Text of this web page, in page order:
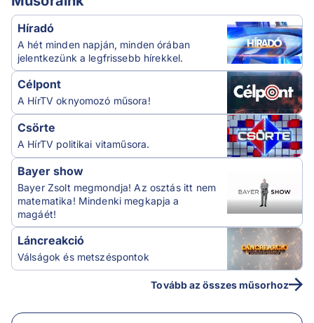
Híradó
A hét minden napján, minden órában
jelentkezünk a legfrissebb hírekkel.
Célpont
A HírTV oknyomozó műsora!
Csörte
A HírTV politikai vitaműsora.
Bayer show
Bayer Zsolt megmondja! Az osztás itt nem
matematika! Mindenki megkapja a
magáét!
Láncreakció
Válságok és metszéspontok
Tovább az összes műsorhoz